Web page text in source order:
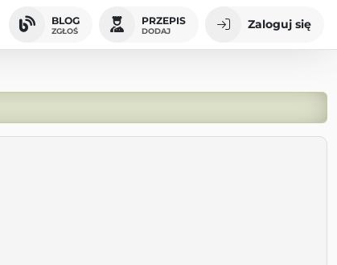
BLOG
ZGŁOŚ
PRZEPIS
DODAJ Zaloguj się